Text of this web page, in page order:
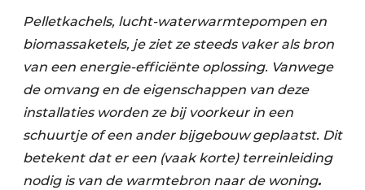
Pelletkachels, lucht-waterwarmtepompen en
biomassaketels, je ziet ze steeds vaker als bron
van een energie-efficiënte oplossing. Vanwege
de omvang en de eigenschappen van deze
installaties worden ze bij voorkeurin een
schuurtjeof een ander bijgebouw geplaatst. Dit
betekent dat er een (vaak korte) terreinleiding
nodig is van de warmtebron naar de woning.